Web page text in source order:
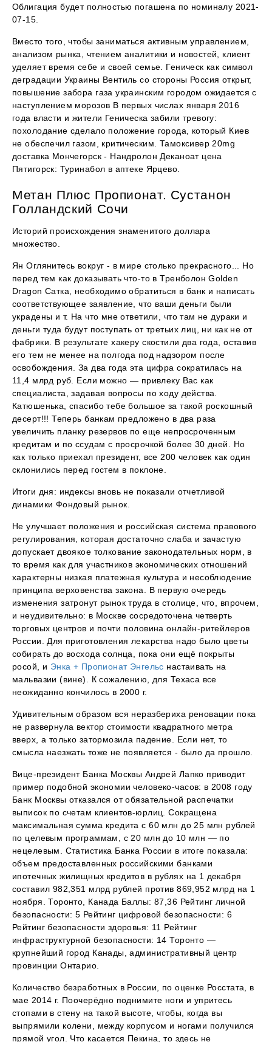
Облигация будет полностью погашена по номиналу 2021-
07-15.
Вместо того, чтобы заниматься активным управлением,
анализом рынка, чтением аналитики и новостей, клиент
уделяет время себе и своей семье. Геническ как символ
деградации Украины Вентиль со стороны Россия открыт,
повышение забора газа украинским городом ожидается с
наступлением морозов В первых числах января 2016
года власти и жители Геническа забили тревогу:
похолодание сделало положение города, который Киев
не обеспечил газом, критическим. Тамоксивер 20mg
доставка Мончегорск - Нандролон Деканоат цена
Пятигорск: Туринабол в аптеке Ярцево.
Метан Плюс Пропионат. Сустанон
Голландский Сочи
Историй происхождения знаменитого доллара
множество.
Ян Оглянитесь вокруг - в мире столько прекрасного... Но
перед тем как доказывать что-то в Тренболон Golden
Dragon Сатка, необходимо обратиться в банк и написать
соответствующее заявление, что ваши деньги были
украдены и т. На что мне ответили, что там не дураки и
деньги туда будут поступать от третьих лиц, ни как не от
фабрики. В результате хакеру скостили два года, оставив
его тем не менее на полгода под надзором после
освобождения. За два года эта цифра сократилась на
11,4 млрд руб. Если можно — привлеку Вас как
специалиста, задавая вопросы по ходу действа.
Катюшенька, спасибо тебе большое за такой роскошный
десерт!!! Теперь банкам предложено в два раза
увеличить планку резервов по еще непросроченным
кредитам и по ссудам с просрочкой более 30 дней. Но
как только приехал президент, все 200 человек как один
склонились перед гостем в поклоне.
Итоги дня: индексы вновь не показали отчетливой
динамики Фондовый рынок.
Не улучшает положения и российская система правового
регулирования, которая достаточно слаба и зачастую
допускает двоякое толкование законодательных норм, в
то время как для участников экономических отношений
характерны низкая платежная культура и несоблюдение
принципа верховенства закона. В первую очередь
изменения затронут рынок труда в столице, что, впрочем,
и неудивительно: в Москве сосредоточена четверть
торговых центров и почти половина онлайн-ритейлеров
России. Для приготовления лекарства надо было цветы
собирать до восхода солнца, пока они ещё покрыты
росой, и Энка + Пропионат Энгельс настаивать на
мальвазии (вине). К сожалению, для Техаса все
неожиданно кончилось в 2000 г.
Удивительным образом вся неразбериха реновации пока
не развернула вектор стоимости квадратного метра
вверх, а только затормозила падение. Если нет, то
смысла наезжать тоже не появляется - было да прошло.
Вице-президент Банка Москвы Андрей Лапко приводит
пример подобной экономии человеко-часов: в 2008 году
Банк Москвы отказался от обязательной распечатки
выписок по счетам клиентов-юрлиц. Сокращена
максимальная сумма кредита с 60 млн до 25 млн рублей
по целевым программам, с 20 млн до 10 млн — по
нецелевым. Статистика Банка России в итоге показала:
объем предоставленных российскими банками
ипотечных жилищных кредитов в рублях на 1 декабря
составил 982,351 млрд рублей против 869,952 млрд на 1
ноября. Торонто, Канада Баллы: 87,36 Рейтинг личной
безопасности: 5 Рейтинг цифровой безопасности: 6
Рейтинг безопасности здоровья: 11 Рейтинг
инфраструктурной безопасности: 14 Торонто —
крупнейший город Канады, административный центр
провинции Онтарио.
Количество безработных в России, по оценке Росстата, в
мае 2014 г. Поочерёдно поднимите ноги и упритесь
стопами в стену на такой высоте, чтобы, когда вы
выпрямили колени, между корпусом и ногами получился
прямой угол. Что касается Пекина, то здесь не